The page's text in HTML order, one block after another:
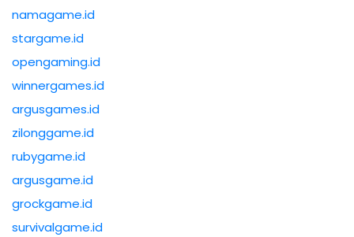
namagame.id
stargame.id
opengaming.id
winnergames.id
argusgames.id
zilonggame.id
rubygame.id
argusgame.id
grockgame.id
survivalgame.id